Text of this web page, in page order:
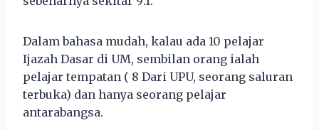
Dalam bahasa mudah, kalau ada 10 pelajar
Ijazah Dasar di UM, sembilan orang ialah
pelajar tempatan ( 8 Dari UPU, seorang saluran
terbuka) dan hanya seorang pelajar
antarabangsa.